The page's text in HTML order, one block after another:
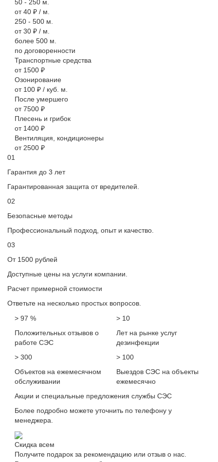
50 - 250 м.
от 40 ₽ / м.
250 - 500 м.
от 30 ₽ / м.
более 500 м.
по договоренности
Транспортные средства
от 1500 ₽
Озонирование
от 100 ₽ / куб. м.
После умершего
от 7500 ₽
Плесень и грибок
от 1400 ₽
Вентиляция, кондиционеры
от 2500 ₽
01
Гарантия до 3 лет
Гарантированная защита от вредителей.
02
Безопасные методы
Профессиональный подход, опыт и качество.
03
От 1500 рублей
Доступные цены на услуги компании.
Расчет примерной стоимости
Ответьте на несколько простых вопросов.
> 97 %
Положительных отзывов о
работе СЭС
> 10
Лет на рынке услуг
дезинфекции
> 300
Объектов на ежемесячном
обслуживании
> 100
Выездов СЭС на объекты
ежемесячно
Акции и специальные предложения службы СЭС
Более подробно можете уточнить по телефону у
менеджера.
Скидка всем
Получите подарок за рекомендацию или отзыв о нас.